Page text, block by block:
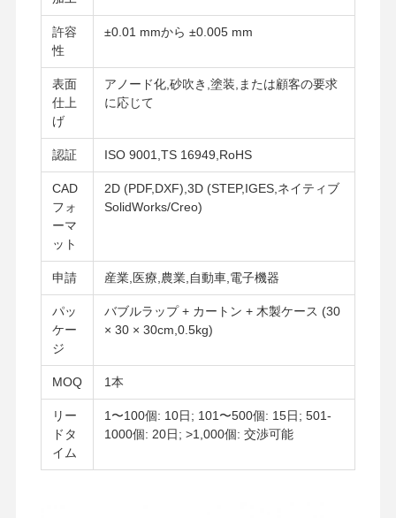
CNC加工部品
シートメタル部品
自動車部品製造
ダイカスト製エンクロージャ
金属表面処理
鋳造機
許容
性
±0.01 mmから ±0.005 mm
表面
仕上
げ
アノード化,砂吹き,塗装,または顧客の要求
に応じて
認証 ISO 9001,TS 16949,RoHS
CAD
フォ
ーマ
ット
2D (PDF,DXF),3D (STEP,IGES,ネイティブ
SolidWorks/Creo)
申請 産業,医療,農業,自動車,電子機器
パッ
ケー
ジ
バブルラップ + カートン + 木製ケース (30
× 30 × 30cm,0.5kg)
MOQ 1本
リー
ドタ
イム
1〜100個: 10日; 101〜500個: 15日; 501-
1000個: 20日; >1,000個: 交渉可能